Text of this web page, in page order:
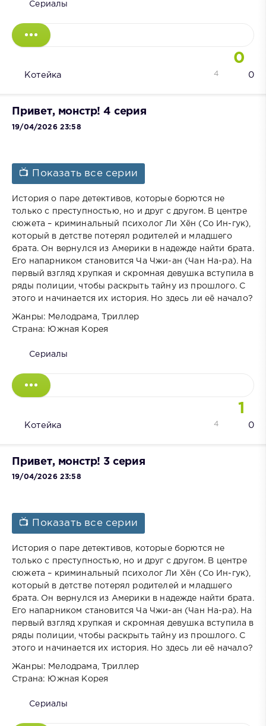
Сериалы
0
Котейка 0
4
Привет, монстр! 4 серия
19/04/2026 23:58
📺 Показать все серии
История о паре детективов, которые борются не
только с преступностью, но и друг с другом. В центре
сюжета – криминальный психолог Ли Хён (Со Ин-гук),
который в детстве потерял родителей и младшего
брата. Он вернулся из Америки в надежде найти брата.
Его напарником становится Ча Чжи-ан (Чан На-ра). На
первый взгляд хрупкая и скромная девушка вступила в
ряды полиции, чтобы раскрыть тайну из прошлого. С
этого и начинается их история. Но здесь ли её начало?
Жанры: Мелодрама, Триллер
Страна: Южная Корея
Сериалы
1
Котейка 0
4
Привет, монстр! 3 серия
19/04/2026 23:58
📺 Показать все серии
История о паре детективов, которые борются не
только с преступностью, но и друг с другом. В центре
сюжета – криминальный психолог Ли Хён (Со Ин-гук),
который в детстве потерял родителей и младшего
брата. Он вернулся из Америки в надежде найти брата.
Его напарником становится Ча Чжи-ан (Чан На-ра). На
первый взгляд хрупкая и скромная девушка вступила в
ряды полиции, чтобы раскрыть тайну из прошлого. С
этого и начинается их история. Но здесь ли её начало?
Жанры: Мелодрама, Триллер
Страна: Южная Корея
Сериалы